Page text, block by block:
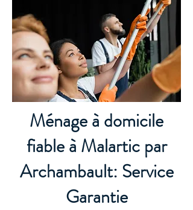
Ménage à domicile
fiable à Malartic par
Archambault: Service
Garantie